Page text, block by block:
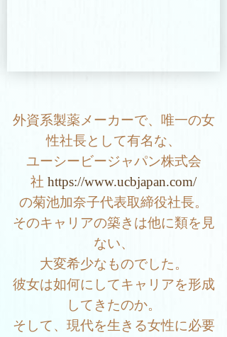
外資系製薬メーカーで、唯一の女
性社長として有名な、
ユーシービージャパン株式会
社 https://www.ucbjapan.com/
の菊池加奈子代表取締役社長。
そのキャリアの築きは他に類を見
ない、
大変希少なものでした。
彼女は如何にしてキャリアを形成
してきたのか。
そして、現代を生きる女性に必要